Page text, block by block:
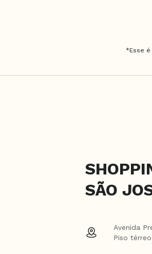
*Esse é
SÃO
Avenida
Piso térreo